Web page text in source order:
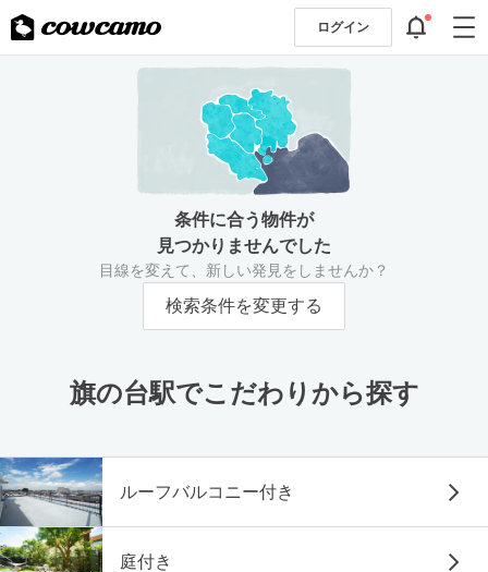
ログイン
条件に合う物件が
見つかりませんでした
目線を変えて、新しい発見をしませんか？
検索条件を変更する
旗の台駅でこだわりから探す
ルーフバルコニー付き
庭付き